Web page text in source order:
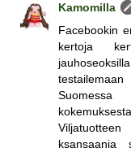
Kamomilla
Facebookin
kertoja
Suomessa
ksansaania